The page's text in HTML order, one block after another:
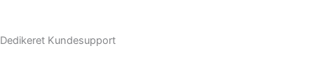
Dedikeret Kundesupport